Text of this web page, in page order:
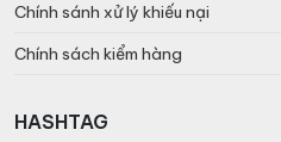
Chính sánh xử lý khiếu nại
Chính sách kiểm hàng
HASHTAG